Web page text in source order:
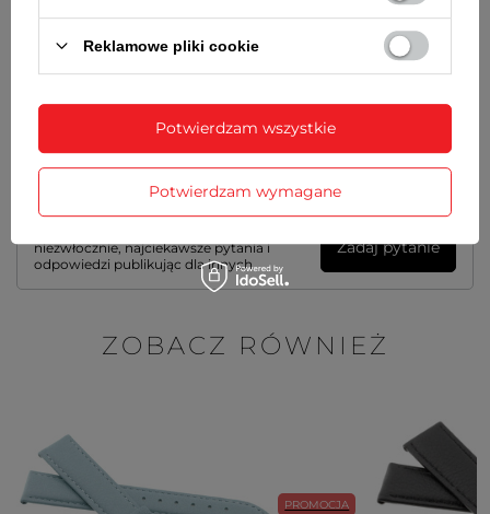
Potrzebujesz pomocy? Masz pytania?
niezwłocznie, najciekawsze pytania i
odpowiedzi publikując dla innych.
Zadaj pytanie
ZOBACZ RÓWNIEŻ
PROMOCJA
Reklamowe pliki cookie
Potwierdzam wymagane
Potwierdzam wszystkie